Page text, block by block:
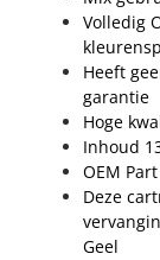
Volledig
Heeft
garantie
Hoge
Inhoud
OEM
Deze
Geel